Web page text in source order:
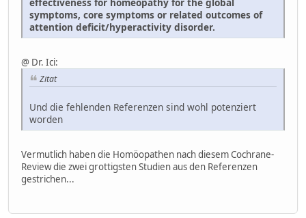
symptoms, core symptoms or related outcomes of
attention deficit/hyperactivity disorder.
@ Dr. Ici:
Zitat
Und die fehlenden Referenzen sind wohl potenziert
worden
Vermutlich haben die Homöopathen nach diesem Cochrane-
Review die zwei grottigsten Studien aus den Referenzen
gestrichen...